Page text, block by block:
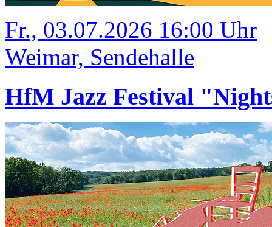
Fr., 03.07.2026 16:00 Uhr
Weimar, Sendehalle
HfM Jazz Festival